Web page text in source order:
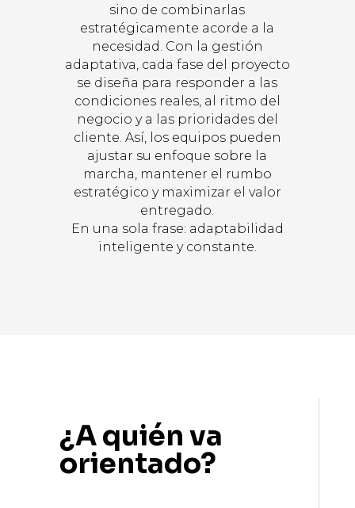
sino de combinarlas
estratégicamente acorde a la
necesidad. Con la gestión
adaptativa, cada fase del proyecto
se diseña para responder a las
condiciones reales, al ritmo del
negocio y a las prioridades del
cliente. Así, los equipos pueden
ajustar su enfoque sobre la
marcha, mantener el rumbo
estratégico y maximizar el valor
entregado.
En una sola frase: adaptabilidad
inteligente y constante.
¿A quién va
orientado?